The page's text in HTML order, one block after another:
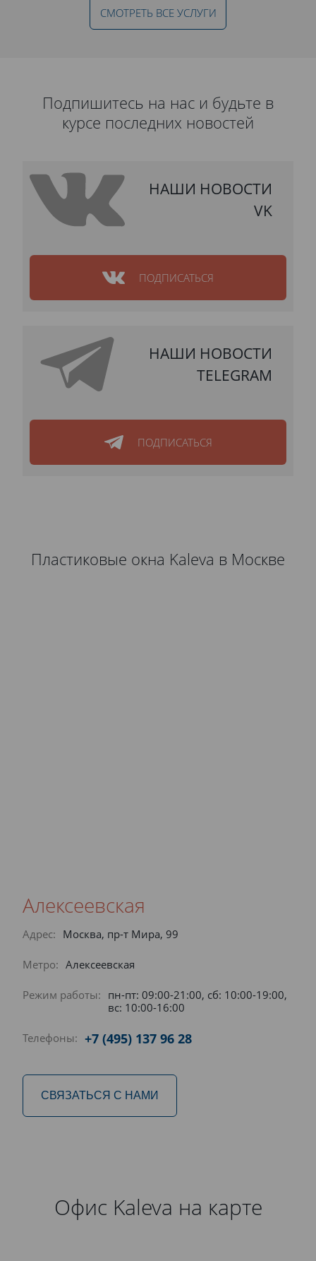
СМОТРЕТЬ ВСЕ УСЛУГИ
Подпишитесь на нас и будьте в
курсе последних новостей
НАШИ НОВОСТИ
VK
ПОДПИСАТЬСЯ
НАШИ НОВОСТИ
TELEGRAM
ПОДПИСАТЬСЯ
Пластиковые окна Kaleva в Москве
Алексеевская
Адрес: Москва, пр-т Мира, 99
Метро: Алексеевская
Режим работы: пн-пт: 09:00-21:00, сб: 10:00-19:00,
вс: 10:00-16:00
Телефоны: +7 (495) 137 96 28
СВЯЗАТЬСЯ С НАМИ
Офис Kaleva на карте